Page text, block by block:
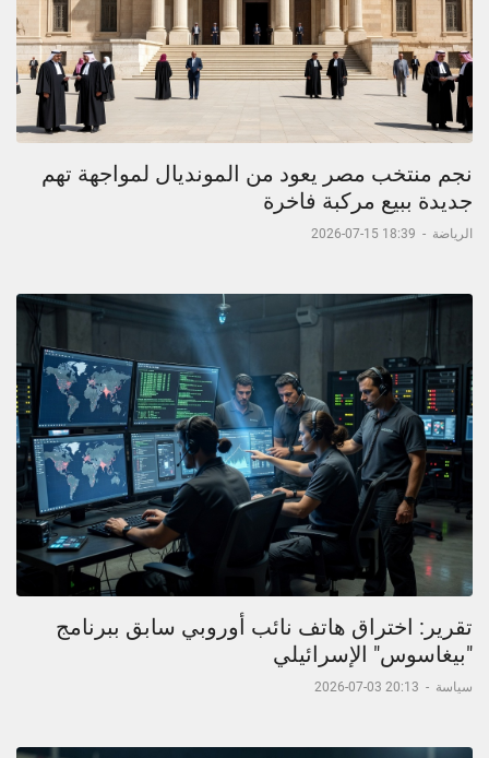
نجم منتخب مصر يعود من المونديال لمواجهة تهم
جديدة ببيع مركبة فاخرة
الرياضة -
18:39 15-07-2026
تقرير: اختراق هاتف نائب أوروبي سابق ببرنامج
"بيغاسوس" الإسرائيلي
سياسة -
20:13 03-07-2026